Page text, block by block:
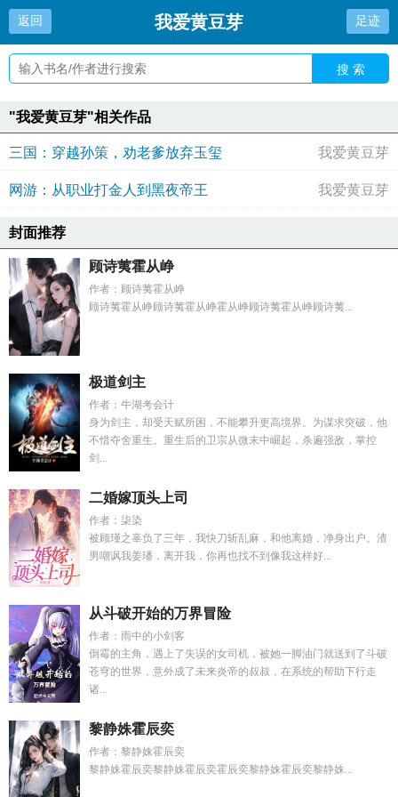
返回 我爱黄豆芽 足迹
搜 索
"我爱黄豆芽"相关作品
三国：穿越孙策，劝老爹放弃玉玺 我爱黄豆芽
网游：从职业打金人到黑夜帝王 我爱黄豆芽
封面推荐
顾诗荑霍从峥
作者：顾诗荑霍从峥
顾诗荑霍从峥顾诗荑霍从峥霍从峥顾诗荑霍从峥顾诗荑...
极道剑主
作者：牛湖考会计
身为剑主，却受天赋所困，不能攀升更高境界。为谋求突破，他
不惜夺舍重生。重生后的卫宗从微末中崛起，杀遍强敌，掌控
剑...
二婚嫁顶头上司
作者：柒染
被顾瑾之辜负了三年，我快刀斩乱麻，和他离婚，净身出户。渣
男嘲讽我姜璠，离开我，你再也找不到像我这样好...
从斗破开始的万界冒险
作者：雨中的小剑客
倒霉的主角，遇上了失误的女司机，被她一脚油门就送到了斗破
苍穹的世界，意外成了未来炎帝的叔叔，在系统的帮助下行走
诸...
黎静姝霍辰奕
作者：黎静姝霍辰奕
黎静姝霍辰奕黎静姝霍辰奕霍辰奕黎静姝霍辰奕黎静姝...